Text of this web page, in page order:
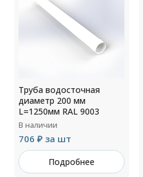
Труба водосточная
диаметр 200 мм
L=1250мм RAL 9003
В наличии
706 ₽ за шт
Подробнее